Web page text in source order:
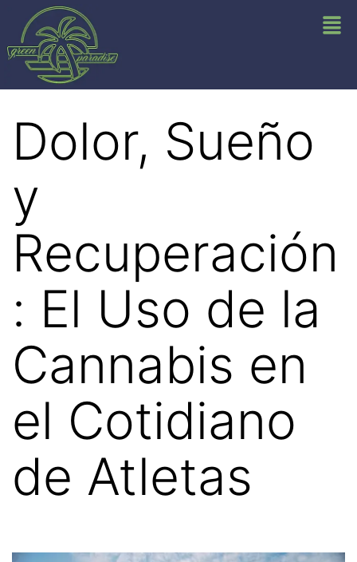
Dolor, Sueño
y
Recuperación
: El Uso de la
Cannabis en
el Cotidiano
de Atletas